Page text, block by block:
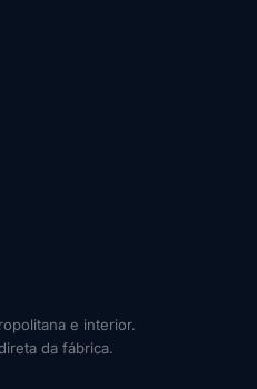
e interior.
da fábrica.